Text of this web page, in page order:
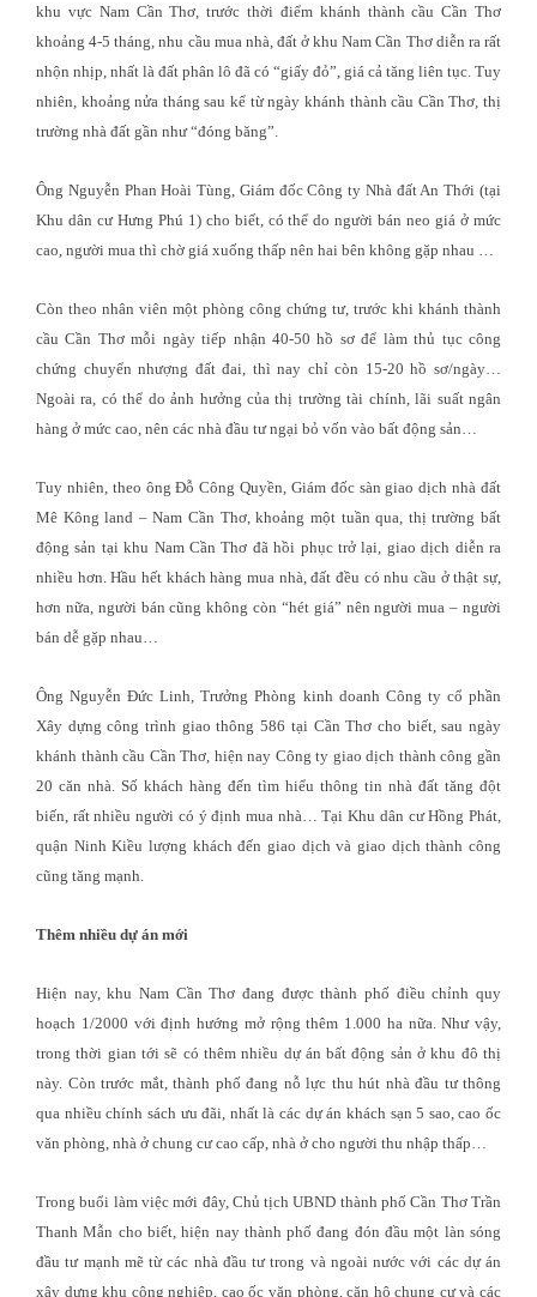
khu vực Nam Cần Thơ, trước thời điểm khánh thành cầu Cần Thơ
khoảng 4-5 tháng, nhu cầu mua nhà, đất ở khu Nam Cần Thơ diễn ra rất
nhộn nhịp, nhất là đất phân lô đã có “giấy đỏ”, giá cả tăng liên tục. Tuy
nhiên, khoảng nửa tháng sau kể từ ngày khánh thành cầu Cần Thơ, thị
trường nhà đất gần như “đóng băng”.
Ông Nguyễn Phan Hoài Tùng, Giám đốc Công ty Nhà đất An Thới (tại
Khu dân cư Hưng Phú 1) cho biết, có thể do người bán neo giá ở mức
cao, người mua thì chờ giá xuống thấp nên hai bên không gặp nhau …
Còn theo nhân viên một phòng công chứng tư, trước khi khánh thành
cầu Cần Thơ mỗi ngày tiếp nhận 40-50 hồ sơ để làm thủ tục công
chứng chuyển nhượng đất đai, thì nay chỉ còn 15-20 hồ sơ/ngày…
Ngoài ra, có thể do ảnh hưởng của thị trường tài chính, lãi suất ngân
hàng ở mức cao, nên các nhà đầu tư ngại bỏ vốn vào bất động sản…
Tuy nhiên, theo ông Đỗ Công Quyền, Giám đốc sàn giao dịch nhà đất
Mê Kông land – Nam Cần Thơ, khoảng một tuần qua, thị trường bất
động sản tại khu Nam Cần Thơ đã hồi phục trở lại, giao dịch diễn ra
nhiều hơn. Hầu hết khách hàng mua nhà, đất đều có nhu cầu ở thật sự,
hơn nữa, người bán cũng không còn “hét giá” nên người mua – người
bán dễ gặp nhau…
Ông Nguyễn Đức Linh, Trưởng Phòng kinh doanh Công ty cổ phần
Xây dựng công trình giao thông 586 tại Cần Thơ cho biết, sau ngày
khánh thành cầu Cần Thơ, hiện nay Công ty giao dịch thành công gần
20 căn nhà. Số khách hàng đến tìm hiểu thông tin nhà đất tăng đột
biến, rất nhiều người có ý định mua nhà… Tại Khu dân cư Hồng Phát,
quận Ninh Kiều lượng khách đến giao dịch và giao dịch thành công
cũng tăng mạnh.
Thêm nhiều dự án mới
Hiện nay, khu Nam Cần Thơ đang được thành phố điều chỉnh quy
hoạch 1/2000 với định hướng mở rộng thêm 1.000 ha nữa. Như vậy,
trong thời gian tới sẽ có thêm nhiều dự án bất động sản ở khu đô thị
này. Còn trước mắt, thành phố đang nỗ lực thu hút nhà đầu tư thông
qua nhiều chính sách ưu đãi, nhất là các dự án khách sạn 5 sao, cao ốc
văn phòng, nhà ở chung cư cao cấp, nhà ở cho người thu nhập thấp…
Trong buổi làm việc mới đây, Chủ tịch UBND thành phố Cần Thơ Trần
Thanh Mẫn cho biết, hiện nay thành phố đang đón đầu một làn sóng
đầu tư mạnh mẽ từ các nhà đầu tư trong và ngoài nước với các dự án
xây dựng khu công nghiệp, cao ốc văn phòng, căn hộ chung cư và các